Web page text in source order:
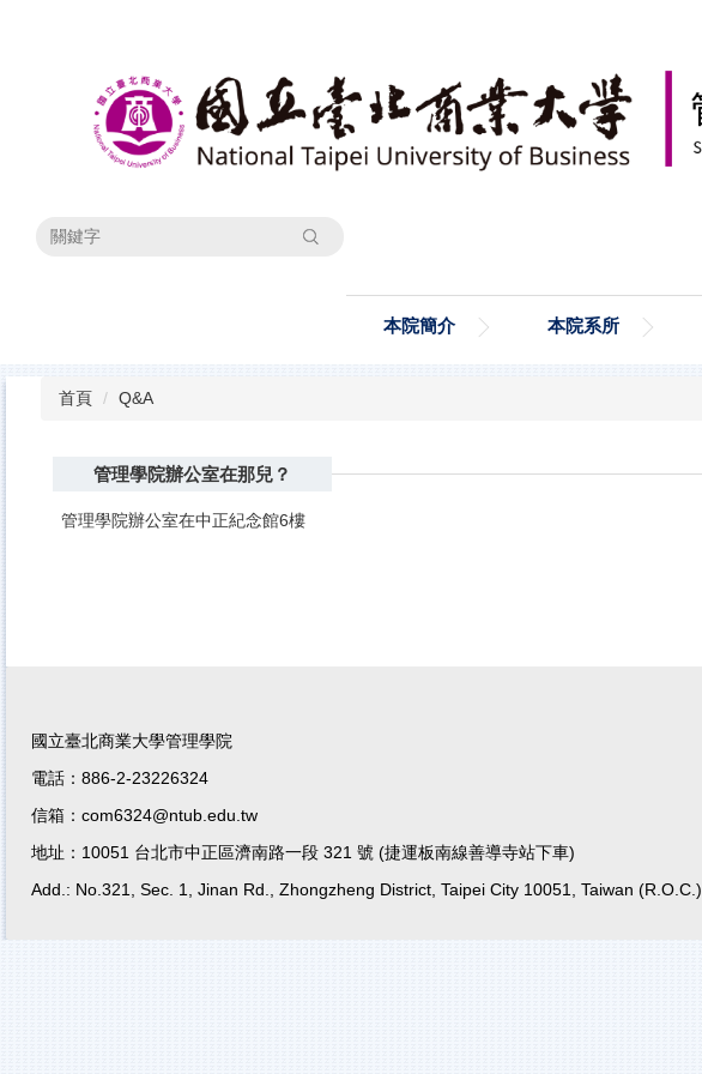
搜尋
本院簡介 本院系所
首頁 Q&A
管理學院辦公室在那兒？
管理學院辦公室在中正紀念館6樓
國立臺北商業大學管理學院
電話：886-2-23226324
信箱：com6324@ntub.edu.tw
地址：10051 台北市中正區濟南路一段 321 號 (捷運板南線善導寺站下車)
Add.: No.321, Sec. 1, Jinan Rd., Zhongzheng District, Taipei City 10051, Taiwan (R.O.C.)